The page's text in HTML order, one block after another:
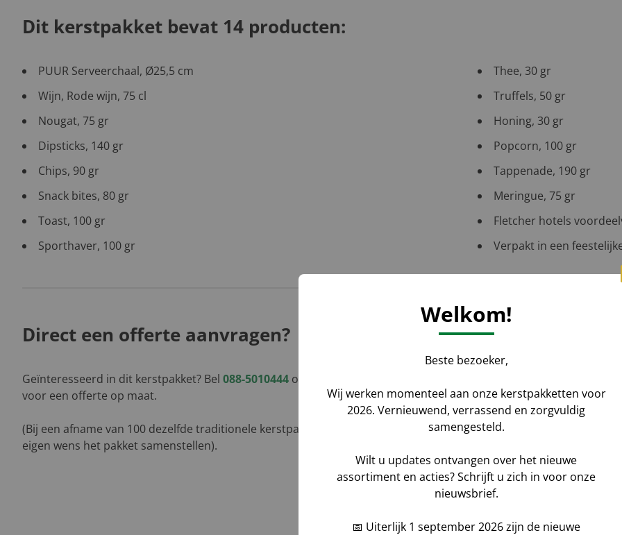
Dit kerstpakket bevat 14 producten:
PUUR Serveerchaal, Ø25,5 cm
Wijn, Rode wijn, 75 cl
Nougat, 75 gr
Dipsticks, 140 gr
Chips, 90 gr
Snack bites, 80 gr
Toast, 100 gr
Sporthaver, 100 gr
Thee, 30 gr
Truffels, 50 gr
Honing, 30 gr
Popcorn, 100 gr
Tappenade, 190 gr
Meringue, 75 gr
Fletcher hotels
Verpakt in een
Direct een offerte aanvragen?
Geïnteresseerd in dit kerstpakket? Bel 088-5010444 of laat uw gegevens achter
voor een offerte op maat.
(Bij een afname van 100 dezelfde traditionele kerstpakketten kunt u geheel naar
eigen wens het pakket samenstellen).
Aantal
Bedrijfsnaam
Bericht
Welkom!
Beste bezoeker,
Wij werken momenteel aan onze kerstpakketten voor
2026. Vernieuwend, verrassend en zorgvuldig
samengesteld.
Wilt u updates ontvangen over het nieuwe
assortiment en acties? Schrijft u zich in voor onze
nieuwsbrief.
📅 Uiterlijk 1 september 2026 zijn de nieuwe